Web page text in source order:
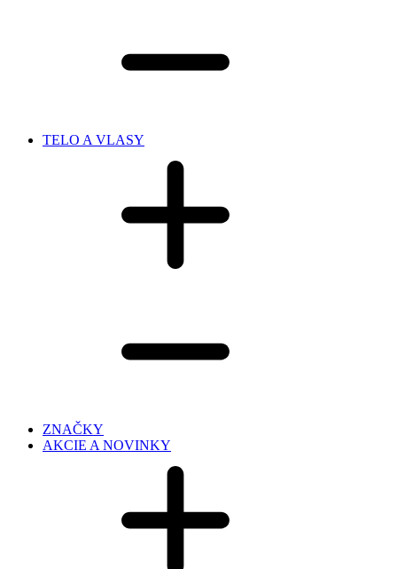
TELO A VLASY
ZNAČKY
AKCIE A NOVINKY